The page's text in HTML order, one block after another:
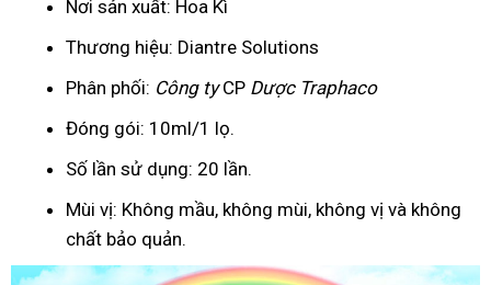
Nơi sản xuất: Hoa Kì
Thương hiệu: Diantre Solutions
Phân phối: Công tyCP Dược Traphaco
Đóng gói: 10ml/1 lọ.
Số lần sử dụng: 20 lần.
Mùi vị: Không mầu, không mùi, không vị và không
chất bảo quản.